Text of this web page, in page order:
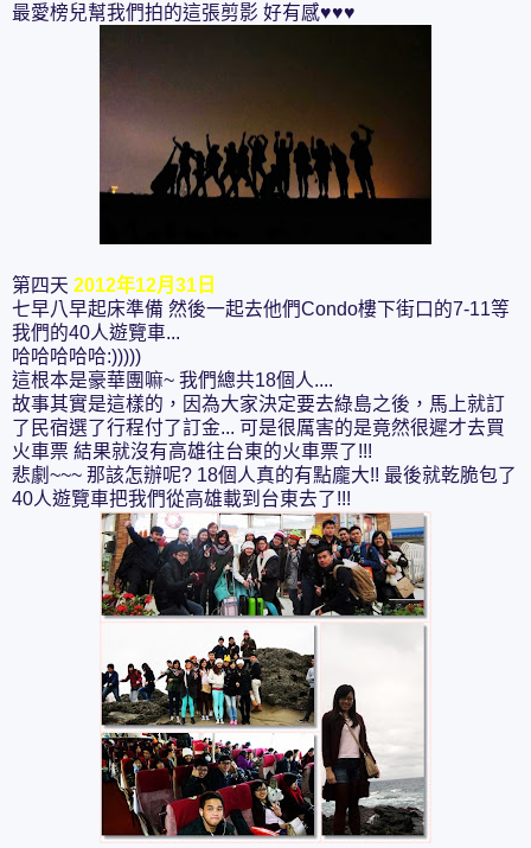
最愛榜兒幫我們拍的這張剪影 好有感♥♥♥
第四天 2012年12月31日
七早八早起床準備 然後一起去他們Condo樓下街口的7-11等
我們的40人遊覽車...
哈哈哈哈哈:)))))
這根本是豪華團嘛~ 我們總共18個人....
故事其實是這樣的，因為大家決定要去綠島之後，馬上就訂
了民宿選了行程付了訂金... 可是很厲害的是竟然很遲才去買
火車票 結果就沒有高雄往台東的火車票了!!!
悲劇~~~ 那該怎辦呢? 18個人真的有點龐大!! 最後就乾脆包了
40人遊覽車把我們從高雄載到台東去了!!!